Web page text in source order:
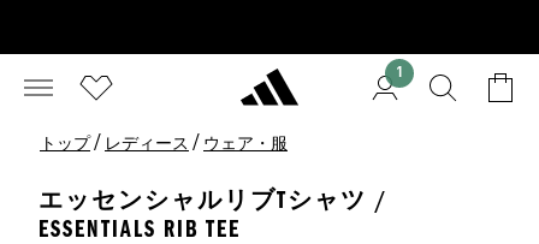
1
トップ / レディース / ウェア・服
エッセンシャルリブTシャツ /
ESSENTIALS RIB TEE